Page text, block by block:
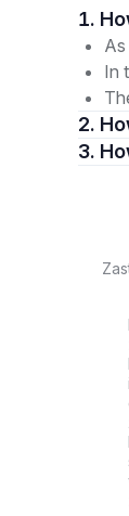
In
2.